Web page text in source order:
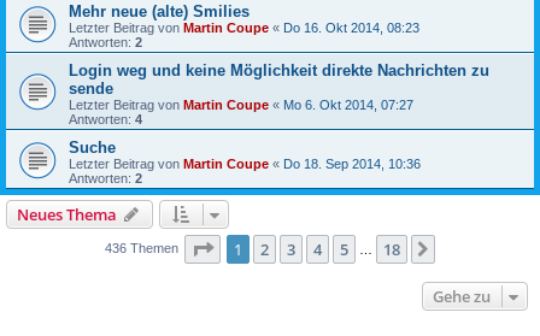
Mehr neue (alte) Smilies
Letzter Beitrag von Martin Coupe « Do 16. Okt 2014, 08:23
Antworten: 2
Login weg und keine Möglichkeit direkte Nachrichten zu
sende
Letzter Beitrag von Martin Coupe « Mo 6. Okt 2014, 07:27
Antworten: 4
Suche
Letzter Beitrag von Martin Coupe « Do 18. Sep 2014, 10:36
Antworten: 2
Neues Thema
436 Themen Seite 1von 18
1 2 3 4 5 18
Gehe zu